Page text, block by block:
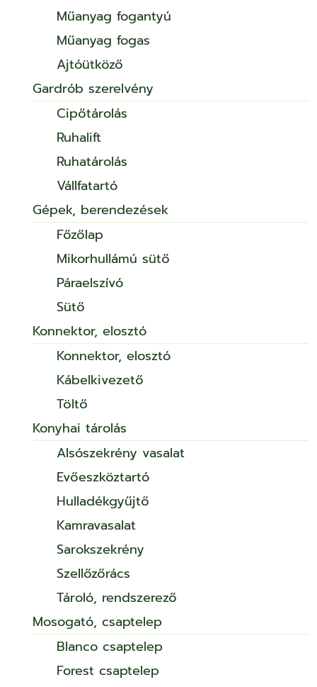
Műanyag fogantyú
Műanyag fogas
Ajtóütköző
Gardrób szerelvény
Cipőtárolás
Ruhalift
Ruhatárolás
Vállfatartó
Gépek, berendezések
Főzőlap
Mikorhullámú sütő
Páraelszívó
Sütő
Konnektor, elosztó
Konnektor, elosztó
Kábelkivezető
Töltő
Konyhai tárolás
Alsószekrény vasalat
Evőeszköztartó
Hulladékgyűjtő
Kamravasalat
Sarokszekrény
Szellőzőrács
Tároló, rendszerező
Mosogató, csaptelep
Blanco csaptelep
Forest csaptelep